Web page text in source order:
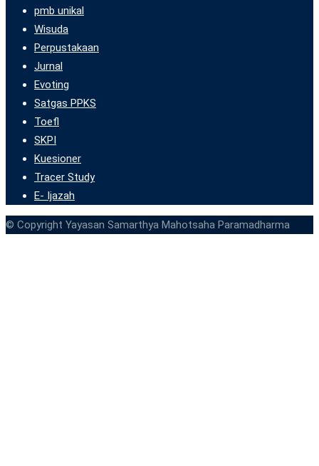
pmb unikal
Wisuda
Perpustakaan
Jurnal
Evoting
Satgas PPKS
Toefl
SKPI
Kuesioner
Tracer Study
E- Ijazah
© Copyright Yayasan Samarthya Mahotsaha Paramadharma